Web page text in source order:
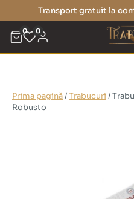
Transport gratuit la
0 0
Prima pagină/Trabucuri /
Robusto